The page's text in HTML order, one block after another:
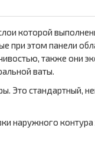
которой
при этом панели
также они
ваты.
Это стандартный,
наружного контура